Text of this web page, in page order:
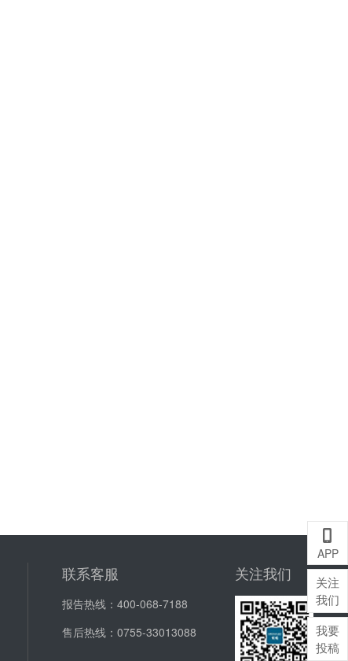
A
APP
关注
我们
我要
投稿
联系客服
报告热线： 400-068-7188
售后热线： 0755-33013088
关注我们